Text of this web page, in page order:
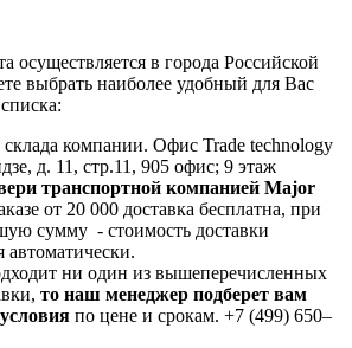
осуществляется в города Российской
выбрать наиболее удобный для Вас
склада компании. Офис Trade technology
д. 11, стр.11, 905 офис; 9 этаж
транспортной компанией Major
от 20 000 доставка бесплатна, при
сумму - стоимость доставки
автоматически.
ни один из вышеперечисленных
то наш менеджер подберет вам
по цене и срокам. +7 (499) 650‒